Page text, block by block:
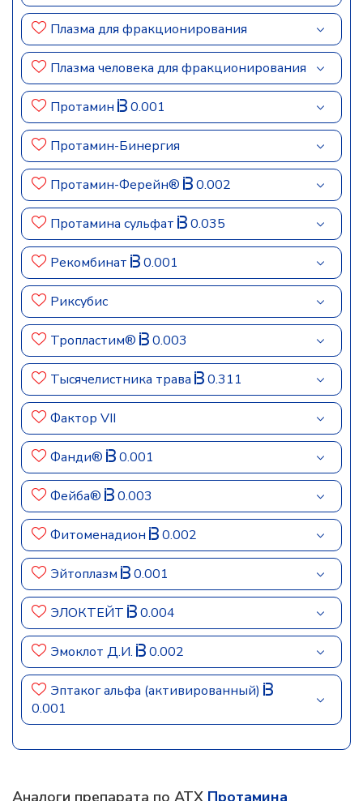
Плазма для фракционирования
Плазма человека для фракционирования
Протамин 0.001
Протамин-Бинергия
Протамин-Ферейн® 0.002
Протамина сульфат 0.035
Рекомбинат 0.001
Риксубис
Тропластим® 0.003
Тысячелистника трава 0.311
Фактор VII
Фанди® 0.001
Фейба® 0.003
Фитоменадион 0.002
Эйтоплазм 0.001
ЭЛОКТЕЙТ 0.004
Эмоклот Д.И. 0.002
Эптаког альфа (активированный)
0.001
Аналоги препарата по АТХ Протамина